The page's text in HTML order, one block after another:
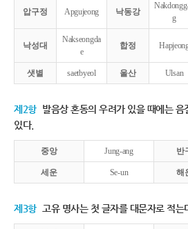
압구정 Apgujeong 낙동강
g
낙성대
Nakseongda
e
합정
샛별 saetbyeol 울산 Ulsan
제2항 발음상 혼동의 우려가 있을 때에는
있다.
중앙 Jung-ang 반
세운 Se-un 해
제3항 고유 명사는 첫 글자를 대문자로 적는